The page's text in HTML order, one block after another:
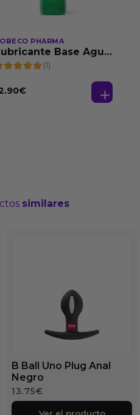
PHARMA
Base Agua
Natural 125 ml
(1)
€
similares
B Ball Uno Plug Anal
Negro
13.75€
Ver el producto